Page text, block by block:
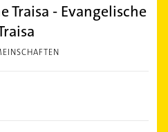
Traisa - Evangelische